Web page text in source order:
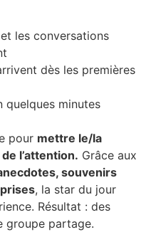
les conversations
dès les premières
quelques minutes
pour mettre le/la
l’attention. Grâce aux
souvenirs
, la star du jour
Résultat : des
groupe partage.